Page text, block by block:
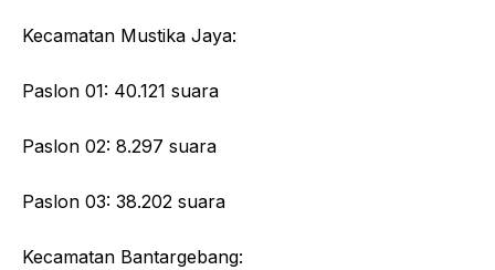
Kecamatan Mustika Jaya:
Paslon 01: 40.121 suara
Paslon 02: 8.297 suara
Paslon 03: 38.202 suara
Kecamatan Bantargebang: